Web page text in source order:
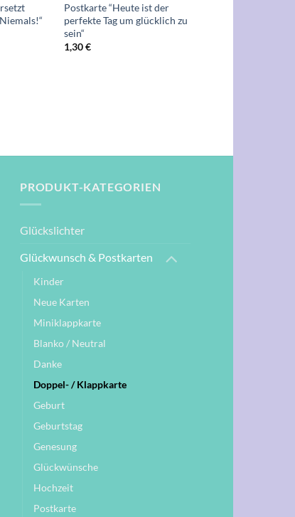
Postkarte “Heute ist der
perfekte Tag um glücklich zu
sein“
1,30€
PRODUKT-KATEGORIEN
Glückslichter
Glückwunsch & Postkarten
Kinder
Neue Karten
Miniklappkarte
Blanko / Neutral
Danke
Doppel- / Klappkarte
Geburt
Geburtstag
Genesung
Glückwünsche
Hochzeit
Postkarte